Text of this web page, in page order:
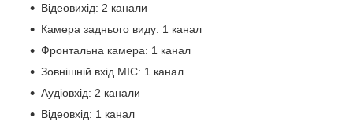
Відеовихід: 2 канали
Камера заднього виду: 1 канал
Фронтальна камера: 1 канал
Зовнішній вхід MIC: 1 канал
Аудіовхід: 2 канали
Відеовхід: 1 канал